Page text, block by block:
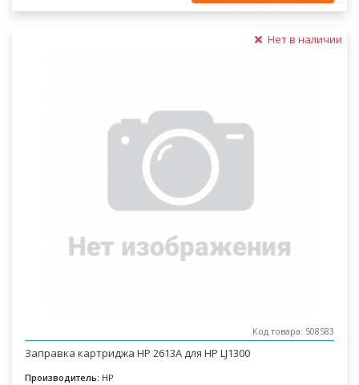
Нет в наличии
Код товара: 508583
Заправка картриджа HP 2613A для HP LJ1300
Производитель: HP